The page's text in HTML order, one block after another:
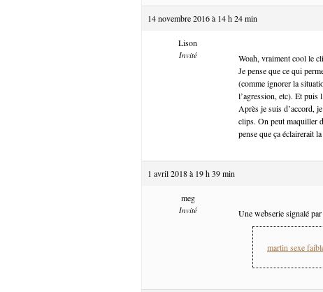
14 novembre 2016 à 14 h 24 min
Lison
Invité
Woah, vraiment cool le
Je pense que ce qui
(comme ignorer la
l’agression, etc). Et puis
Après je suis d’accord,
clips. On peut maquiller
pense que ça éclairerait
1 avril 2018 à 19 h 39 min
meg
Invité Une webserie signalé
martin sexe